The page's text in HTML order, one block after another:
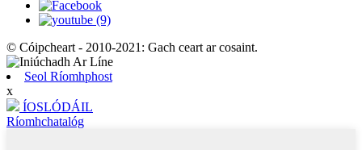
© Cóipcheart - 2010-2021: Gach ceart ar cosaint.
Seol Ríomhphost
x
ÍOSLÓDÁIL
Ríomhchatalóg